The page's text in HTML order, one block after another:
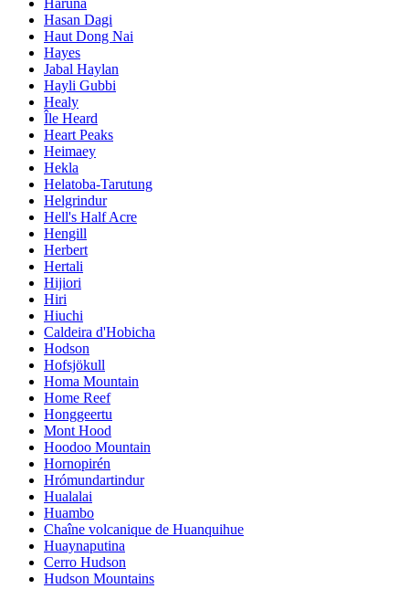
Hasan Dagi
Haut Dong Nai
Hayes
Jabal Haylan
Hayli Gubbi
Healy
Île Heard
Heart Peaks
Heimaey
Hekla
Helatoba-Tarutung
Helgrindur
Hell's Half Acre
Hengill
Herbert
Hertali
Hijiori
Hiri
Hiuchi
Caldeira d'Hobicha
Hodson
Hofsjökull
Homa Mountain
Home Reef
Honggeertu
Mont Hood
Hoodoo Mountain
Hornopirén
Hrómundartindur
Hualalai
Huambo
Chaîne volcanique de Huanquihue
Huaynaputina
Cerro Hudson
Hudson Mountains